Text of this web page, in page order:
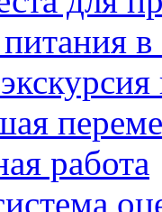
в
работа